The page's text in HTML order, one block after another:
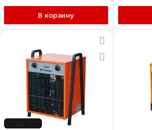
В корзину